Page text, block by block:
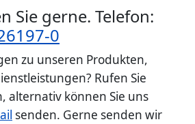
Sie gerne. Telefon:
0
zu unseren Produkten,
Rufen Sie
alternativ können Sie uns
senden. Gerne senden wir